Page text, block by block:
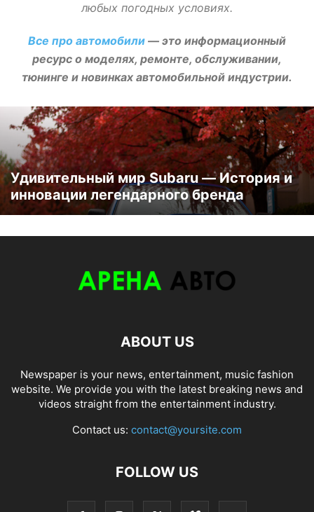
любых погодных условиях.
Все про автомобили — это информационный
ресурс о моделях, ремонте, обслуживании,
тюнинге и новинках автомобильной индустрии.
Удивительный мир Subaru — История и
инновации легендарного бренда
ABOUT US
Newspaper is your news, entertainment, music fashion
website. We provide you with the latest breaking news and
videos straight from the entertainment industry.
Contact us: contact@yoursite.com
FOLLOW US